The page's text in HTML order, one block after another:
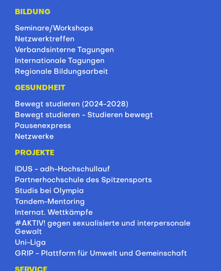
BILDUNG
Seminare/Workshops
Netzwerktreffen
Verbandsinterne Tagungen
Internationale Tagungen
Regionale Bildungsarbeit
GESUNDHEIT
Bewegt studieren (2024-2028)
Bewegt studieren - Studieren bewegt
Pausenexpress
Netzwerke
PROJEKTE
IDUS - adh-Hochschullauf
Partnerhochschule des Spitzensports
Studis bei Olympia
Tandem-Mentoring
Internat. Wettkämpfe
#AKTIV! gegen sexualisierte und interpersonale
Gewalt
Uni-Liga
GRIP - Plattform für Umwelt und Gemeinschaft